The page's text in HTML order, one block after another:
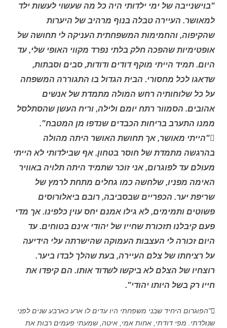
"בוישנייבה של ימי ילדותי היה כל מה שעשוי לעשות ילד
למאושר. העיירה טבלה בנוף מרהיב של היערות
שהקיפוה, והחמימות המשפחתית העניקה לי תחושה של
אופטימיות שהפכה חלק בלתי נפרד מקווי האופי שלי, עד
היום. תמיד הייתי מוקף דודים ודודות, סבים וסבתות,
שדאגו לכל מחסורי. הבית הגדול בו התגוררה המשפחה
על כל שלוחותיה רחש המולה מתמדת של אנשים
אהובים. הסמוור רתח יומם ולילה, וריח העשן שהסתלסל
ממנו התערב בריחות הכבדים שנדפו מן המטבח".
"הייתי מאושר, אך תחושת האושר היתה מהולה
בהרגשה מתמדת של חוסר בטחון. אף שבילדותי לא הייתי
מעולם עד לפוגרום, אני זוכר שתמיד היתה תלויה באוויר
האימה מפניו, שלחשה כמו גחלים מתחת לרמץ של
שריפת יער. הכפריים שבסביבה, רובם ביאלורוסים
פשוטים ותמימים, לא גילו אמנם יחס עוין כלפינו. אך מדי
פעם קיבלנו תזכורת שחייו של יהודי אינם בטוחים. עד
היום זכורה לי העצבות העמוקה שהישרתה עלי הידיעה
על רציחתו של צלם העיירה, בעת שהלך לבדו ביער.
רוצחיו של הצלם לא ביקשו לשדוד אותו. הם קיפדו את
חייו רק בשל היותו יהודי".
"הפוגרום היחיד שבני משפחתי היו עדים לו ארע כארבע שנים לפני
שנולדתי. מפי דודתי, אחות אמי, איטה, שמעתי פעמים רבות את